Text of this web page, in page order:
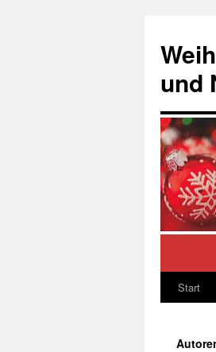
springen
und
Start